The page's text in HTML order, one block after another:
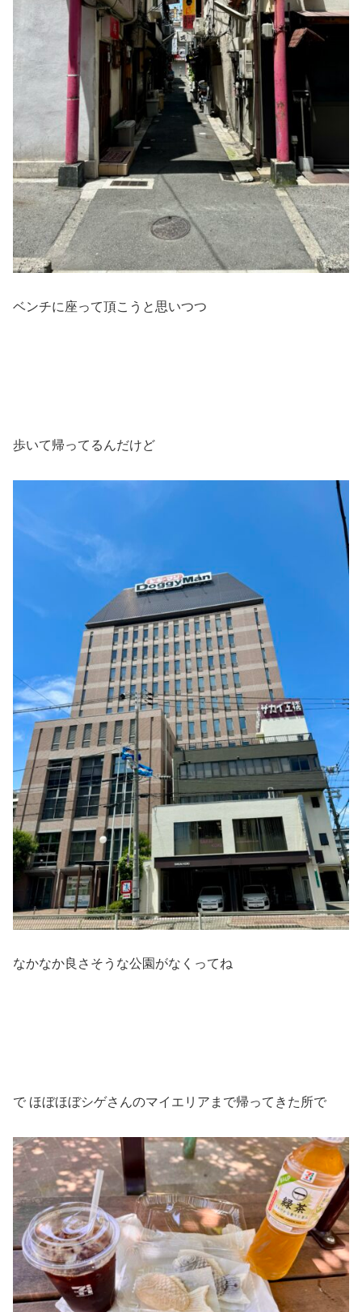
ベンチに座って頂こうと思いつつ
歩いて帰ってるんだけど
なかなか良さそうな公園がなくってね
で ほぼほぼシゲさんのマイエリアまで帰ってきた所で